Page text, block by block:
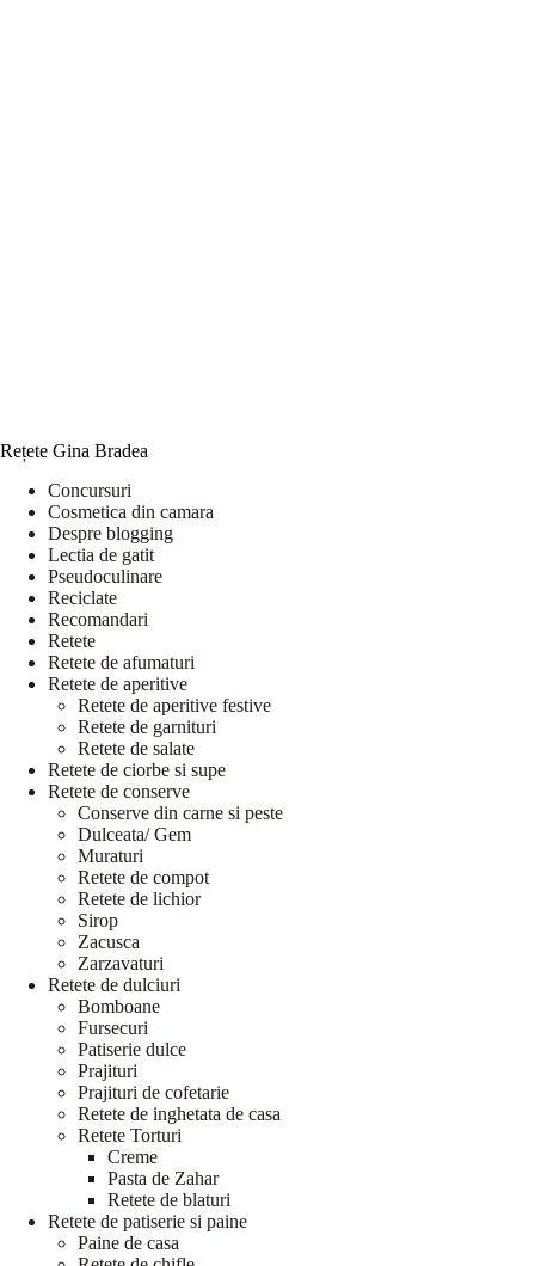
Rețete Gina Bradea
Concursuri
Cosmetica din camara
Despre blogging
Lectia de gatit
Pseudoculinare
Reciclate
Recomandari
Retete
Retete de afumaturi
Retete de aperitive
Retete de aperitive festive
Retete de garnituri
Retete de salate
Retete de ciorbe si supe
Retete de conserve
Conserve din carne si peste
Dulceata/ Gem
Muraturi
Retete de compot
Retete de lichior
Sirop
Zacusca
Zarzavaturi
Retete de dulciuri
Bomboane
Fursecuri
Patiserie dulce
Prajituri
Prajituri de cofetarie
Retete de inghetata de casa
Retete Torturi
Creme
Pasta de Zahar
Retete de blaturi
Retete de patiserie si paine
Paine de casa